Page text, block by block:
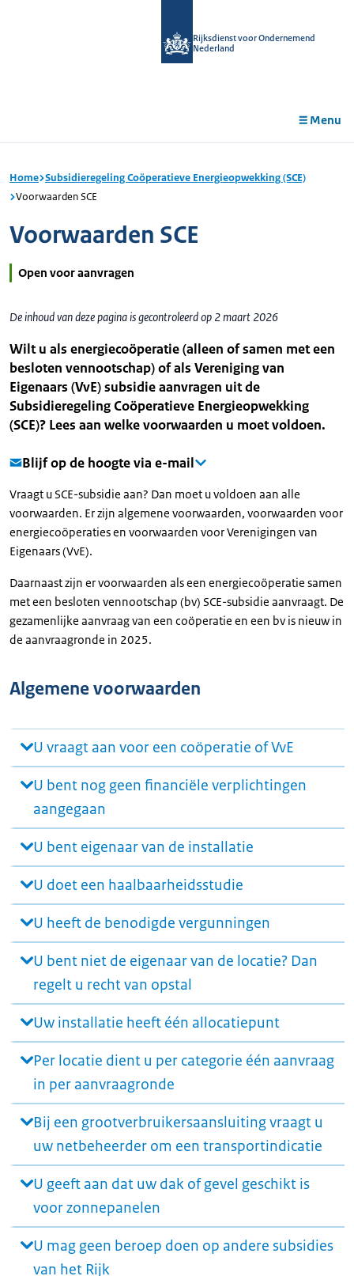
Rijksdienst voor Ondernemend
Nederland
Menu
Home Subsidieregeling Coöperatieve Energieopwekking (SCE)
Voorwaarden SCE
Voorwaarden SCE
Open voor aanvragen
De inhoud van deze pagina is gecontroleerd op 2 maart 2026
Wilt u als energiecoöperatie (alleen of samen met een
besloten vennootschap) of als Vereniging van
Eigenaars (VvE) subsidie aanvragen uit de
Subsidieregeling Coöperatieve Energieopwekking
(SCE)? Lees aan welke voorwaarden u moet voldoen.
Blijf op de hoogte via e-mail
Vraagt u SCE-subsidie aan? Dan moet u voldoen aan alle
voorwaarden. Er zijn algemene voorwaarden, voorwaarden voor
energiecoöperaties en voorwaarden voor Verenigingen van
Eigenaars (VvE).
Daarnaast zijn er voorwaarden als een energiecoöperatie samen
met een besloten vennootschap (bv) SCE-subsidie aanvraagt. De
gezamenlijke aanvraag van een coöperatie en een bv is nieuw in
de aanvraagronde in 2025.
Algemene voorwaarden
U vraagt aan voor een coöperatie of VvE
U bent nog geen financiële verplichtingen
aangegaan
U bent eigenaar van de installatie
U doet een haalbaarheidsstudie
U heeft de benodigde vergunningen
U bent niet de eigenaar van de locatie? Dan
regelt u recht van opstal
Uw installatie heeft één allocatiepunt
Per locatie dient u per categorie één aanvraag
in per aanvraagronde
Bij een grootverbruikersaansluiting vraagt u
uw netbeheerder om een transportindicatie
U geeft aan dat uw dak of gevel geschikt is
voor zonnepanelen
U mag geen beroep doen op andere subsidies
van het Rijk